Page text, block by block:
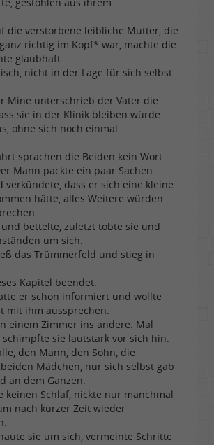
die verstorbene leibliche Mutter, die
richtig im Kopf* war, machte die
glaubhaft.
nicht in der Lage für sich selbst
Mine unterschrieb der Vater die
sie in der Klinik bleiben würde
ohne sich noch einmal
sprachen die Beiden kein Wort
Mann packte ein paar Sachen
verkündete, dass er sich eine kleine
hätte, alles Weitere würden
bettelte, zuletzt tobte sie und
um sich.
das Trümmerfeld und stieg in
Kapitel beendet.
er schon informiert und wollte
mit ihm aussprechen.
einem Zimmer ins andere. Mal
sie lautstark vor sich hin.
den Mann, den Sohn, die
Mädchen, nur sich selbst gab
an dem Ganzen.
keinen Schlaf, nickte nur manchmal
nach kurzer Zeit wieder
sie um sich, vermeinte Schritte